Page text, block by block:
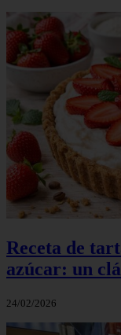
Receta de
azúcar: un
24/02/2026